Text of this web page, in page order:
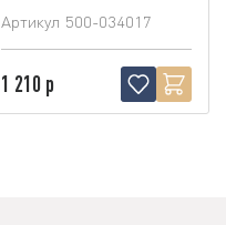
Артикул 500-034017
1 210 р